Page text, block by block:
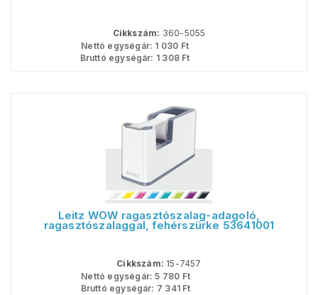
Cikkszám: 360-5055
Nettó egységár: 1 030 Ft
Bruttó egységár: 1 308Ft
Leitz WOW ragasztószalag-adagoló,
ragasztószalaggal, fehérszürke 53641001
Cikkszám: 15-7457
Nettó egységár: 5 780 Ft
Bruttó egységár: 7 341Ft